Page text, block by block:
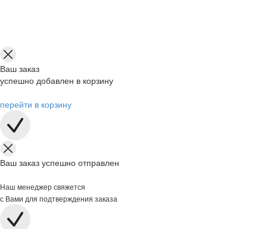
Ваш заказ
успешно добавлен в корзину
перейти в корзину
Ваш заказ успешно отправлен
Наш менеджер свяжется
с Вами для подтверждения заказа